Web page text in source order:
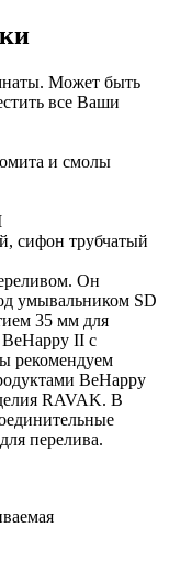
Может быть
все Ваши
и смолы
сифон трубчатый
Он
умывальником SD
35 мм для
II с
рекомендуем
BeHappy
RAVAK. В
перелива.